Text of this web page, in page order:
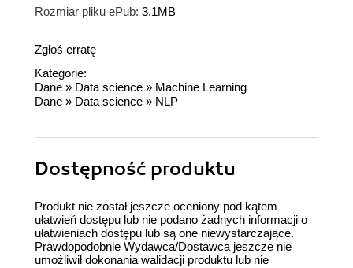
Rozmiar pliku ePub: 3.1MB
Zgłoś erratę
Kategorie:
Dane » Data science » Machine Learning
Dane » Data science » NLP
Dostępność produktu
Produkt nie został jeszcze oceniony pod kątem
ułatwień dostępu lub nie podano żadnych informacji o
ułatwieniach dostępu lub są one niewystarczające.
Prawdopodobnie Wydawca/Dostawca jeszcze nie
umożliwił dokonania walidacji produktu lub nie